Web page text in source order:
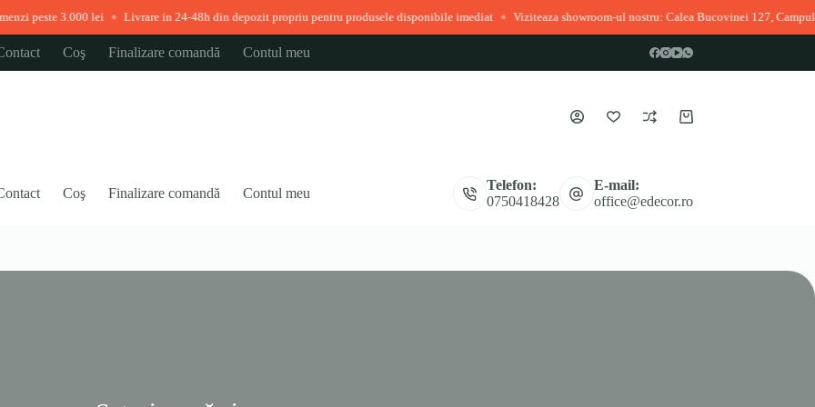
3.000 lei ◆ Livrare in 24-48h din depozit propriu pentru produsele disponibile imediat ◆ Viziteaza showroom-ul nostru: Calea Bucovinei 127, Campulung
Coş Finalizare comandă Contul meu
Coș
Coş Finalizare comandă Contul meu
Telefon:
0750418428
E-mail:
office@edecor.ro